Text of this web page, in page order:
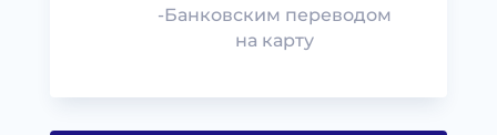
-Банковским переводом
на карту